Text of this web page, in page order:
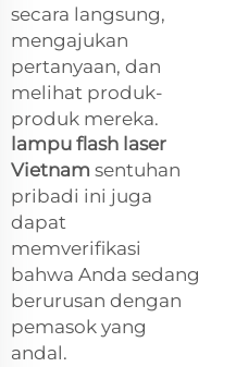
secara langsung,
mengajukan
pertanyaan, dan
melihat produk-
produk mereka.
lampu flash laser
Vietnam sentuhan
pribadi ini juga
dapat
memverifikasi
bahwa Anda sedang
berurusan dengan
pemasok yang
andal.